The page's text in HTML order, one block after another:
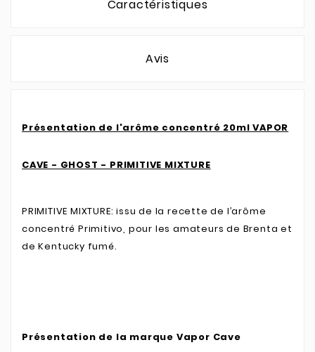
Caractéristiques
Avis
Présentation de l'arôme concentré 20ml VAPOR
CAVE - GHOST - PRIMITIVE MIXTURE
PRIMITIVE MIXTURE: issu de la recette de l’arôme
concentré Primitivo, pour les amateurs de Brenta et
de Kentucky fumé.
Présentation de la marque Vapor Cave